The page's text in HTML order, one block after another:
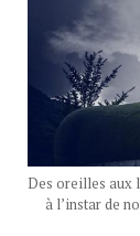
Des oreilles aux
à l’instar de